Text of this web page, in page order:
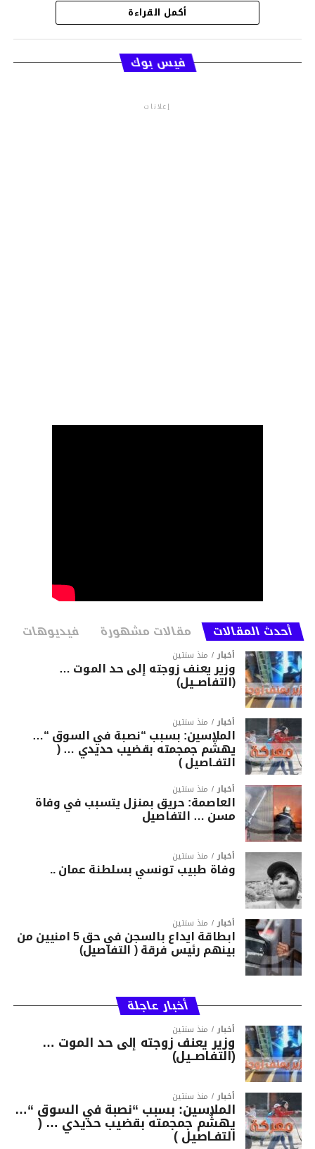
قسم الاخبار
أكمل القراءة
فيس بوك
إعلانات
أحدث المقالات مقالات مشهورة فيديوهات
أخبار منذ سنتين
وزير يعنف زوجته إلى حد الموت …
(التفاصــيل)
أخبار منذ سنتين
الملاسين: بسبب “نصبة في السوق “…
يهشّم جمجمته بقضيب حديدي … (
التفـاصيل )
أخبار منذ سنتين
العاصمة: حريق بمنزل يتسبب في وفاة
مسن … التفاصيل
أخبار منذ سنتين
وفاة طبيب تونسي بسلطنة عمان ..
أخبار منذ سنتين
ابطاقة ايداع بالسجن في حق 5 امنيين من
بينهم رئيس فرقة ( التفاصيل)
أخبار عاجلة
أخبار منذ سنتين
وزير يعنف زوجته إلى حد الموت …
(التفاصــيل)
أخبار منذ سنتين
الملاسين: بسبب “نصبة في السوق “…
يهشّم جمجمته بقضيب حديدي … (
التفـاصيل )